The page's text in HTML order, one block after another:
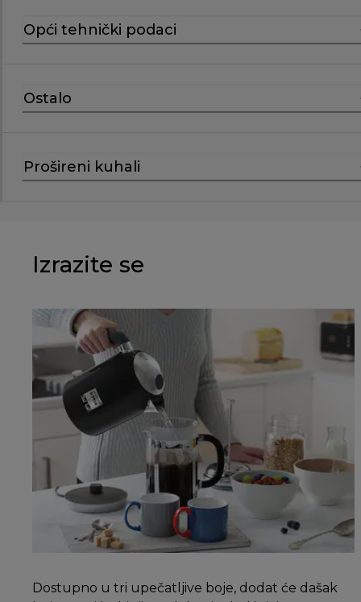
Opći tehnički podaci
Ostalo
Prošireni kuhali
Izrazite se
Dostupno u tri upečatljive boje, dodat će dašak